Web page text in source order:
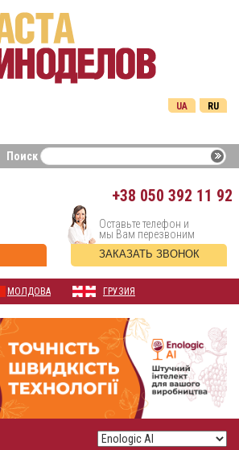
RU
UA
Поиск
+38 050 392 11 92
Оставьте телефон и
мы Вам перезвоним
ЗАКАЗАТЬ ЗВОНОК
МОЛДОВА ГРУЗИЯ